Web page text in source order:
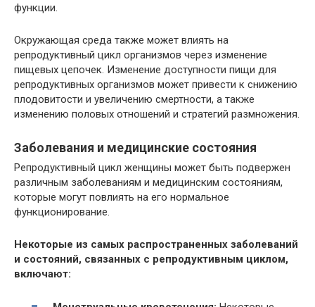
функции.
Окружающая среда также может влиять на
репродуктивный цикл организмов через изменение
пищевых цепочек. Изменение доступности пищи для
репродуктивных организмов может привести к снижению
плодовитости и увеличению смертности, а также
изменению половых отношений и стратегий размножения.
Заболевания и медицинские состояния
Репродуктивный цикл женщины может быть подвержен
различным заболеваниям и медицинским состояниям,
которые могут повлиять на его нормальное
функционирование.
Некоторые из самых распространенных заболеваний
и состояний, связанных с репродуктивным циклом,
включают: